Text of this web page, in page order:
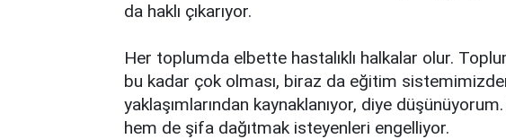
da haklı çıkarıyor.
Her toplumda elbette hastalıklı halkalar olur.
bu kadar çok olması, biraz da eğitim
yaklaşımlarından kaynaklanıyor, diye
hem de şifa dağıtmak isteyenleri engelliyor.